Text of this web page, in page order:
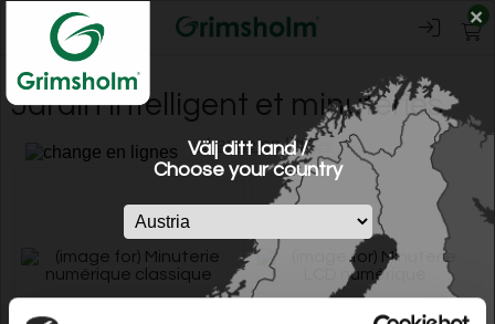
Välj ditt land /
Choose your country
×
Jardin intelligent et minuteries
change en lignes
0